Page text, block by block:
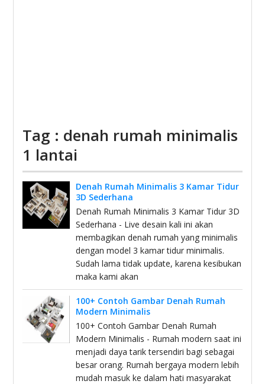
Tag : denah rumah minimalis
1 lantai
Denah Rumah Minimalis 3 Kamar Tidur
3D Sederhana
Denah Rumah Minimalis 3 Kamar Tidur 3D
Sederhana - Live desain kali ini akan
membagikan denah rumah yang minimalis
dengan model 3 kamar tidur minimalis.
Sudah lama tidak update, karena kesibukan
maka kami akan
100+ Contoh Gambar Denah Rumah
Modern Minimalis
100+ Contoh Gambar Denah Rumah
Modern Minimalis - Rumah modern saat ini
menjadi daya tarik tersendiri bagi sebagai
besar orang. Rumah bergaya modern lebih
mudah masuk ke dalam hati masyarakat